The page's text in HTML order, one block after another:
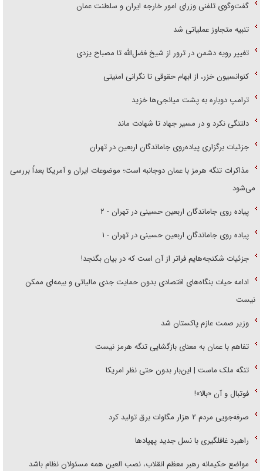
گفت‌وگوی تلفنی وزرای امور خارجه ایران و سلطنت عمان
تنبیه متجاوز عملیاتی شد
تغییر رویه دشمن در ترور از شیخ فضل‌الله تا مصباح یزدی
کنوانسیون خزر، از ابهام حقوقی تا نگرانی امنیتی
ترامپ دوباره به پشت میانجی‌ها خزید
دلتنگی نکرد و در مسیر جهاد تا شهادت ماند
جزئیات برگزاری پیاده‌روی جاماندگان اربعین در تهران
مذاکرات تنگه هرمز با عمان دوجانبه است؛ موضوعات ایران و آمریکا بعداً بررسی
می‌شود
پیاده روی جاماندگان اربعین حسینی در تهران - ۲
پیاده روی جاماندگان اربعین حسینی در تهران - ۱
جزئیات شکنجه‌هایم فراتر از آن است که در بیان بگنجد!
ادامه حیات بنگاه‌های اقتصادی بدون حمایت جدی مالیاتی و بیمه‌ای ممکن
نیست
وزیر صمت عازم پاکستان شد
تفاهم با عمان به معنای بازگشایی تنگه هرمز نیست
تنگه ملک ماست | این‌بار بدون حتی نظر امریکا
فوتبال و آن «بالا»!
صرفه‌جویی مردم ۲ هزار مگاوات برق تولید کرد
راهبرد غافلگیری با نسل جدید پهپاد‌ها
مواضع حکیمانه رهبر معظم انقلاب، نصب العین همه مسئولان نظام باشد